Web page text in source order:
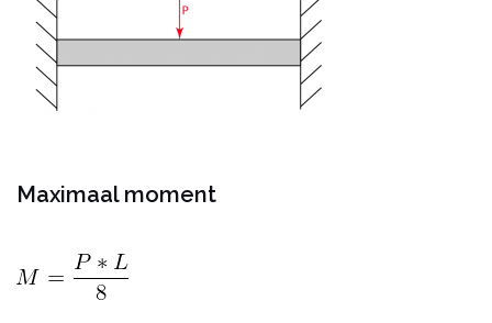
Maximaal moment